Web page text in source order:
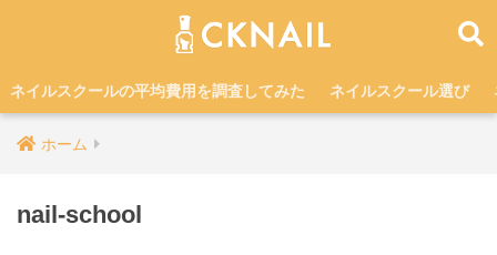
ネイルスクールの平均費用を調査してみた ネイルスクール選び
ホーム
nail-school